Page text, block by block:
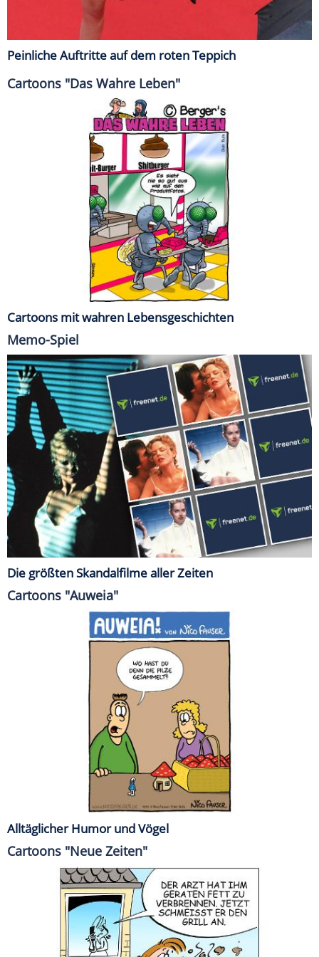
Peinliche Auftritte auf dem roten Teppich
Cartoons "Das Wahre Leben"
Cartoons mit wahren Lebensgeschichten
Memo-Spiel
Die größten Skandalfilme aller Zeiten
Cartoons "Auweia"
Alltäglicher Humor und Vögel
Cartoons "Neue Zeiten"